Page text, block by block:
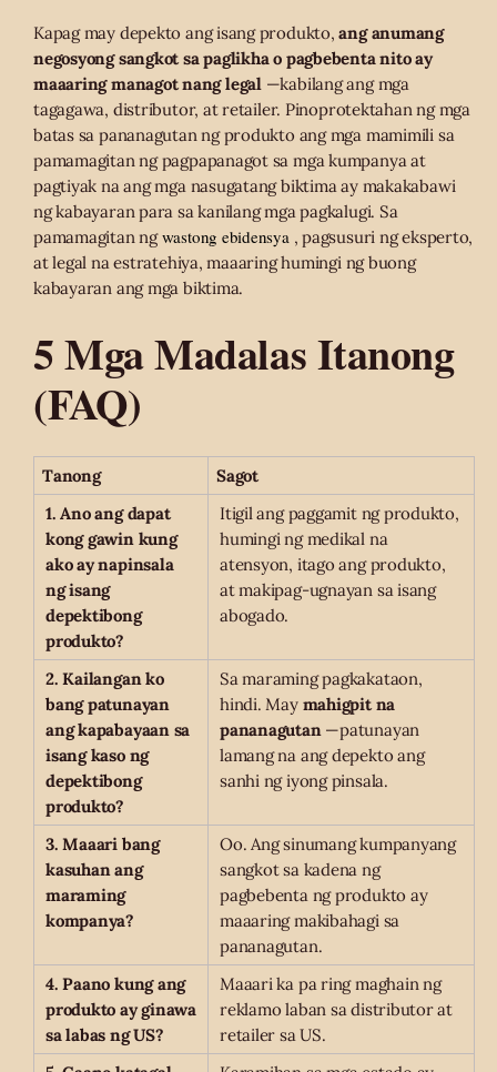
Kapag may depekto ang isang produkto,ang anumang
negosyong sangkot sa paglikha o pagbebenta nito ay
maaaring managot nang legal—kabilang ang mga
tagagawa, distributor, at retailer. Pinoprotektahan ng mga
batas sa pananagutan ng produkto ang mga mamimili sa
pamamagitan ng pagpapanagot sa mga kumpanya at
pagtiyak na ang mga nasugatang biktima ay makakabawi
ng kabayaran para sa kanilang mga pagkalugi. Sa
pamamagitan ngwastong ebidensya, pagsusuri ng eksperto,
at legal na estratehiya, maaaring humingi ng buong
kabayaran ang mga biktima.
5 Mga Madalas Itanong
(FAQ)
Tanong
Sagot
1. Ano ang dapat
kong gawin kung
ako ay napinsala
ng isang
depektibong
produkto?
Itigil ang paggamit ng produkto,
humingi ng medikal na
atensyon, itago ang produkto,
at makipag-ugnayan sa isang
abogado.
2. Kailangan ko
bang patunayan
ang kapabayaan sa
isang kaso ng
depektibong
produkto?
Sa maraming pagkakataon,
hindi. May mahigpit na
pananagutan—patunayan
lamang na ang depekto ang
sanhi ng iyong pinsala.
3. Maaari bang
kasuhan ang
maraming
kompanya?
Oo. Ang sinumang kumpanyang
sangkot sa kadena ng
pagbebenta ng produkto ay
maaaring makibahagi sa
pananagutan.
4. Paano kung ang
produkto ay ginawa
sa labas ng US?
Maaari ka pa ring maghain ng
reklamo laban sa distributor at
retailer sa US.